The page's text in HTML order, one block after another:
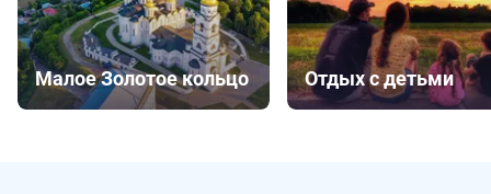
Малое Золотое кольцо Отдых с детьми